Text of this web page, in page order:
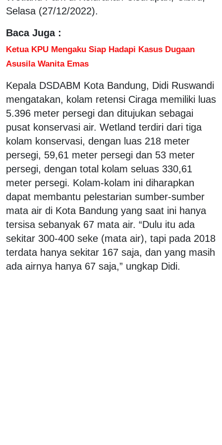
Selasa (27/12/2022).
Baca Juga :
Ketua KPU Mengaku Siap Hadapi Kasus Dugaan
Asusila Wanita Emas
Kepala DSDABM Kota Bandung, Didi Ruswandi
mengatakan, kolam retensi Ciraga memiliki luas
5.396 meter persegi dan ditujukan sebagai
pusat konservasi air. Wetland terdiri dari tiga
kolam konservasi, dengan luas 218 meter
persegi, 59,61 meter persegi dan 53 meter
persegi, dengan total kolam seluas 330,61
meter persegi. Kolam-kolam ini diharapkan
dapat membantu pelestarian sumber-sumber
mata air di Kota Bandung yang saat ini hanya
tersisa sebanyak 67 mata air. “Dulu itu ada
sekitar 300-400 seke (mata air), tapi pada 2018
terdata hanya sekitar 167 saja, dan yang masih
ada airnya hanya 67 saja,” ungkap Didi.